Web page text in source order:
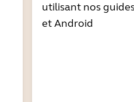
utilisant nos
et Android